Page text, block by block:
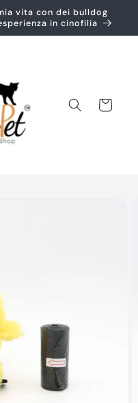
vita con dei bulldog
in cinofilia
Carrello